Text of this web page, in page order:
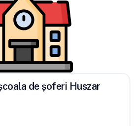
de șoferi Huszar